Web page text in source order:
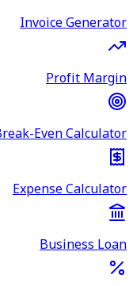
Invoice Generator
Profit Margin
Even Calculator
Expense Calculator
Business Loan